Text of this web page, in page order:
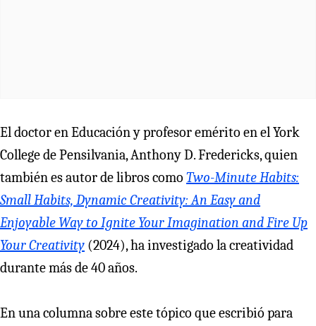
El doctor en Educación y profesor emérito en el York
College de Pensilvania, Anthony D. Fredericks, quien
también es autor de libros como Two-Minute Habits:
Small Habits, Dynamic Creativity: An Easy and
Enjoyable Way to Ignite Your Imagination and Fire Up
Your Creativity (2024), ha investigado la creatividad
durante más de 40 años.
En una columna sobre este tópico que escribió para